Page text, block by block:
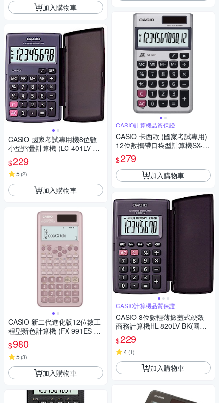
加入購物車
CASIO 國家考試專用機8位數
小型摺疊計算機 (LC-401LV-B
K)
$229
5 (2)
加入購物車
CASIO 新二代進化版12位數工
程型新色計算機 (FX-991ES PL
US-2-PK)莫蘭迪藕粉紅色
$980
5 (3)
加入購物車
CASIO計算機品質保證
CASIO 卡西歐 (國家考試專用)
12位數攜帶口袋型計算機SX-32
0P
$279
加入購物車
CASIO計算機品質保證
CASIO 8位數輕薄掀蓋式硬殼
商務計算機HL-820LV-BK(國家
考試專用機種)
$229
4(1)
加入購物車